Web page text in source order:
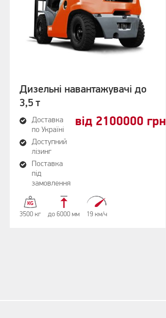
Дизельні навантажувачі до
3,5 т
Доставка
по Україні
Доступний
лізинг
Поставка
під
замовлення
від 2100000 грн
3500 кг до 6000 мм 19 км/ч